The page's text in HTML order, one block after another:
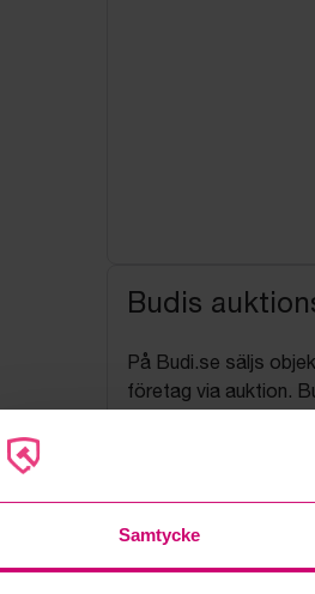
Samtycke
Budis
På Budi.se säljs
företag via auktion.
Inför köp, läs igenom